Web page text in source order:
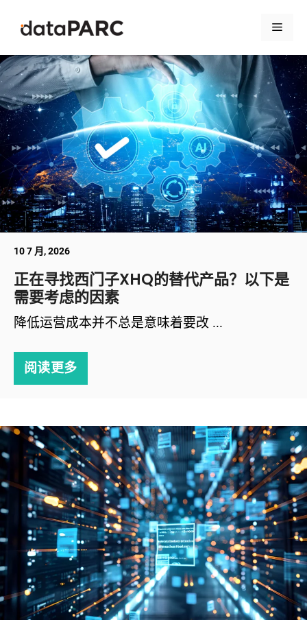
菜单
10 7 月, 2026
正在寻找西门子XHQ的替代产品？以下是
需要考虑的因素
降低运营成本并不总是意味着要改 ...
阅读更多